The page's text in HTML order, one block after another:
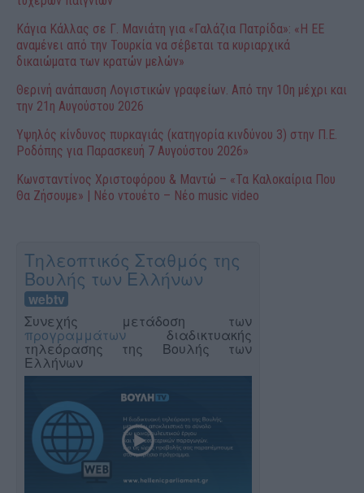
Κάγια Κάλλας σε Γ. Μανιάτη για «Γαλάζια Πατρίδα»: «Η ΕΕ
αναμένει από την Τουρκία να σέβεται τα κυριαρχικά
δικαιώματα των κρατών μελών»
Θερινή ανάπαυση Λογιστικών γραφείων. Από την 10η μέχρι και
την 21η Αυγούστου 2026
Υψηλός κίνδυνος πυρκαγιάς (κατηγορία κινδύνου 3) στην Π.Ε.
Ροδόπης για Παρασκευή 7 Αυγούστου 2026»
Κωνσταντίνος Χριστοφόρου & Μαντώ – «Τα Καλοκαίρια Που
Θα Ζήσουμε» | Νέο ντουέτο – Νέο music video